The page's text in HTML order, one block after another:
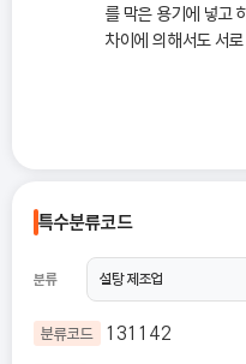
를 막은 용기에 넣고
차이에 의해서도 서
특수분류코드
분류
분류코드 131142